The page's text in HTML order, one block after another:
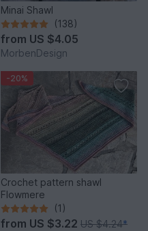
Minai Shawl
(138)
from US $4.05
MorbenDesign
-20%
Crochet pattern shawl
Flowmere
(1)
from US $3.22 US $4.24*